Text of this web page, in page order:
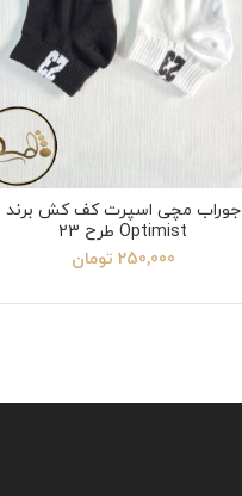
جوراب مچی اسپرت کف کش برند
Optimist طرح 23
250,000 تومان